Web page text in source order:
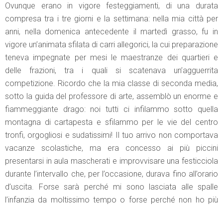
Ovunque erano in vigore festeggiamenti, di una durata
compresa tra i tre giorni e la settimana: nella mia città per
anni, nella domenica antecedente il martedì grasso, fu in
vigore un’animata sfilata di carri allegorici, la cui preparazione
teneva impegnate per mesi le maestranze dei quartieri e
delle frazioni, tra i quali si scatenava un’agguerrita
competizione. Ricordo che la mia classe di seconda media,
sotto la guida del professore di arte, assemblò un enorme e
fiammeggiante drago: noi tutti ci infilammo sotto quella
montagna di cartapesta e sfilammo per le vie del centro
tronfi, orgogliosi e sudatissimi! Il tuo arrivo non comportava
vacanze scolastiche, ma era concesso ai più piccini
presentarsi in aula mascherati e improvvisare una festicciola
durante l’intervallo che, per l’occasione, durava fino all’orario
d’uscita. Forse sarà perché mi sono lasciata alle spalle
l’infanzia da moltissimo tempo o forse perché non ho più